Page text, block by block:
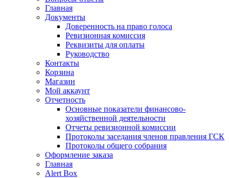
Главная
Документы
Доверенность на право голоса
Ревизионная комиссия
Реквизиты для оплаты
Руководство
Контакты
Корзина
Магазин
Мой аккаунт
Отчетность
Основные показатели финансово-
хозяйственной деятельности
Отчеты ревизионной комиссии
Протоколы заседания членов правления ГСК
Протоколы общего собрания
Оформление заказа
Главная
Alert Box